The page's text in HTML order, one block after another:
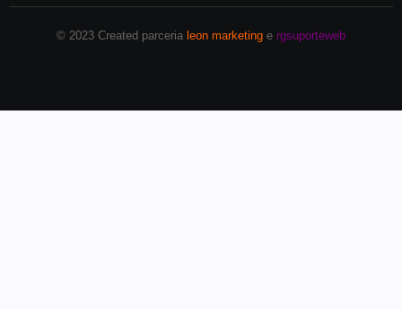
© 2023 Created parceria leon marketing e rgsuporteweb